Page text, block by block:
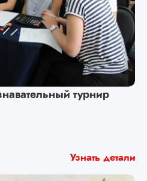
турнир
Узнать детали